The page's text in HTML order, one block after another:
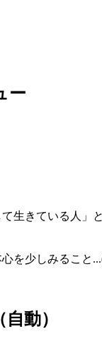
ー
生きている人」
を少しみること
動）